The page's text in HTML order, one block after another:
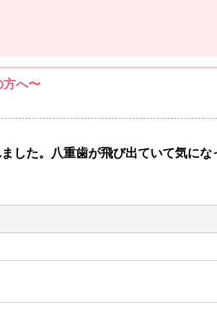
方へ〜
した。八重歯が飛び出ていて気にな